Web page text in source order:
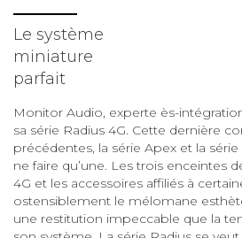
Le système
miniature
parfait
Monitor Audio, experte ès-
sa série Radius 4G. Cette dernière
précédentes, la série Apex et la
ne faire qu’une. Les trois enceintes
4G et les accessoires affiliés à
ostensiblement le mélomane
une restitution impeccable que la